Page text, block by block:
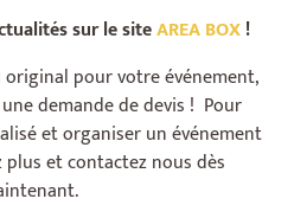
sur le siteAREA BOX!
pour votre événement,
demande de devis ! Pour
et organiser un événement
plus et contactez nous dès